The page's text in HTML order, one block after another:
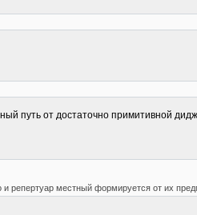
путь от достаточно примитивной
репертуар местный формируется от их